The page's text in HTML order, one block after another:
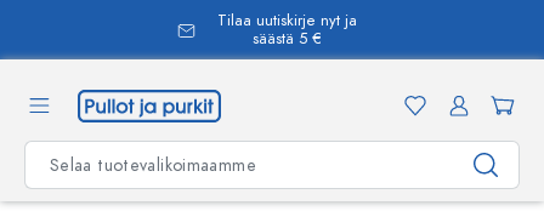
Tilaa uutiskirje nyt ja
säästä 5 €